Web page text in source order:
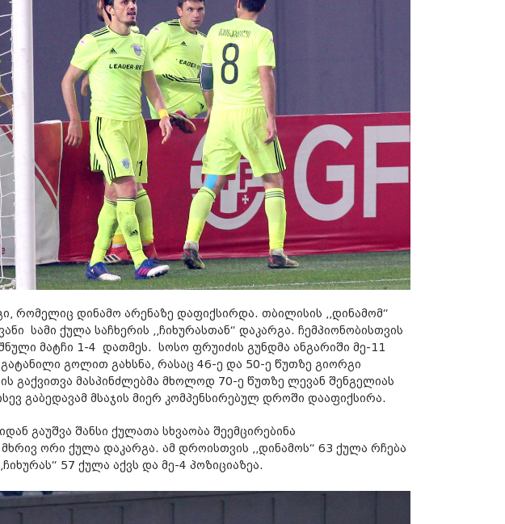
რომელიც დინამო არენაზე დაფიქსირდა. თბილისის ,,დინამომ“
სამი ქულა საჩხერის ,,ჩიხურასთან“ დაკარგა. ჩემპიონობისთვის
მატჩი 1-4 დათმეს. სოსო ფრუიძის გუნდმა ანგარიში მე-11
გოლით გახსნა, რასაც 46-ე და 50-ე წუთზე გიორგი
გაქვითვა მასპინძლებმა მხოლოდ 70-ე წუთზე ლევან შენგელიას
გაბედავამ მსაჯის მიერ კომპენსირებულ დროში დააფიქსირა.
გაუშვა შანსი ქულათა სხვაობა შეემცირებინა
ორი ქულა დაკარგა. ამ დროისთვის ,,დინამოს“ 63 ქულა რჩება
57 ქულა აქვს და მე-4 პოზიციაზეა.